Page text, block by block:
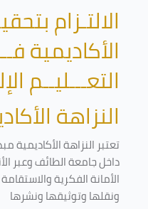
الالتـزام
الأكاديمية
التعـــليــم
النزاهة
تعتبر النزاهة الأكاديمية
داخل جامعة الطائف وعبر
الأمانة الفكرية
ونقلها وتوثيقها ونشرها